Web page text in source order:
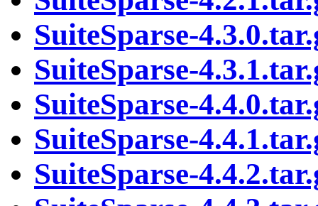
SuiteSparse-
SuiteSparse-
SuiteSparse-
SuiteSparse-
SuiteSparse-